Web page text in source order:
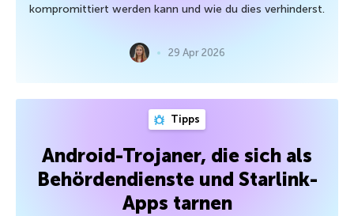
kompromittiert werden kann und wie du dies verhinderst.
29 Apr 2026
Tipps
Android-Trojaner, die sich als
Behördendienste und Starlink-
Apps tarnen